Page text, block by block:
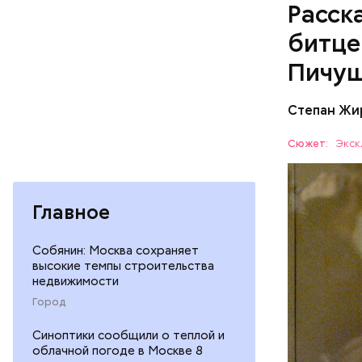
Главное
Собянин: Москва сохраняет
высокие темпы строительства
недвижимости
Город
Синоптики сообщили о теплой и
облачной погоде в Москве 8
Степан
Сюжет:
Вечером
подошел
сумев
ее. В
МОСКВА
Им
района